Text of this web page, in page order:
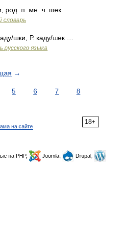
род. п. мн. ч. шек …
словарь
шки, Р. каду/шек …
русского языка
→
5 6 7 8
18+
на сайте
на PHP, Joomla,
Drupal,